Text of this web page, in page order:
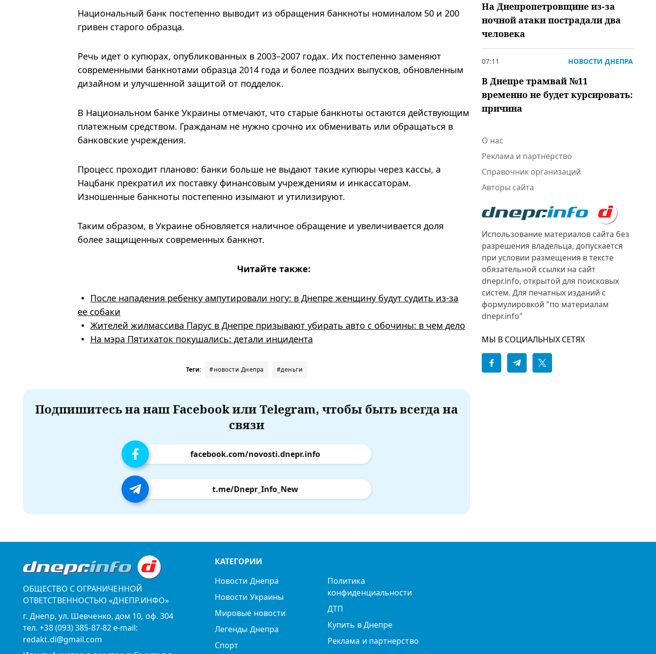
Национальный банк постепенно выводит из обращения банкноты номиналом 50 и 200
гривен старого образца.
Речь идет о купюрах, опубликованных в 2003–2007 годах. Их постепенно заменяют
современными банкнотами образца 2014 года и более поздних выпусков, обновленным
дизайном и улучшенной защитой от подделок.
В Национальном банке Украины отмечают, что старые банкноты остаются действующим
платежным средством. Гражданам не нужно срочно их обменивать или обращаться в
банковские учреждения.
Процесс проходит планово: банки больше не выдают такие купюры через кассы, а
Нацбанк прекратил их поставку финансовым учреждениям и инкассаторам.
Изношенные банкноты постепенно изымают и утилизируют.
Таким образом, в Украине обновляется наличное обращение и увеличивается доля
более защищенных современных банкнот.
Читайте также:
После нападения ребенку ампутировали ногу: в Днепре женщину будут судить из-за
ее собаки
Жителей жилмассива Парус в Днепре призывают убирать авто с обочины: в чем дело
На мэра Пятихаток покушались: детали инцидента
Теги: #новости Днепра #деньги
Подпишитесь на наш Facebook или Telegram, чтобы быть всегда на
связи
facebook.com/novosti.dnepr.info
t.me/Dnepr_Info_New
На Днепропетровщине из-за
ночной атаки пострадали два
человека
07:11 НОВОСТИ ДНЕПРА
В Днепре трамвай №11
временно не будет курсировать:
причина
О нас
Реклама и партнерство
Справочник организаций
Авторы сайта
Использование материалов сайта без
разрешения владельца, допускается
при условии размещения в тексте
обязательной ссылки на сайт
dnepr.info, открытой для поисковых
систем. Для печатных изданий с
формулировкой "по материалам
dnepr.info"
МЫ В СОЦИАЛЬНЫХ СЕТЯХ
ОБЩЕСТВО С ОГРАНИЧЕННОЙ
ОТВЕТСТВЕННОСТЬЮ «ДНЕПР.ИНФО»
г. Днепр, ул. Шевченко, дом 10, оф. 304
тел. +38 (093) 385-87-82 e-mail:
redakt.di@gmail.com
КАТЕГОРИИ
Новости Днепра
Новости Украины
Мировые новости
Легенды Днепра
Спорт
Политика
конфиденциальности
ДТП
Купить в Днепре
Реклама и партнерство